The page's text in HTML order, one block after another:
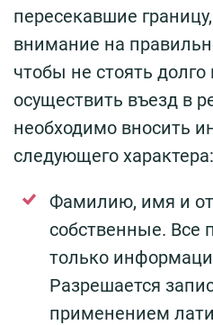
пересекавшие
внимание на
чтобы не стоять
осуществить въезд в
необходимо вносить
следующего характера:
Фамилию, имя и
собственные. Все
только
Разрешается
применением